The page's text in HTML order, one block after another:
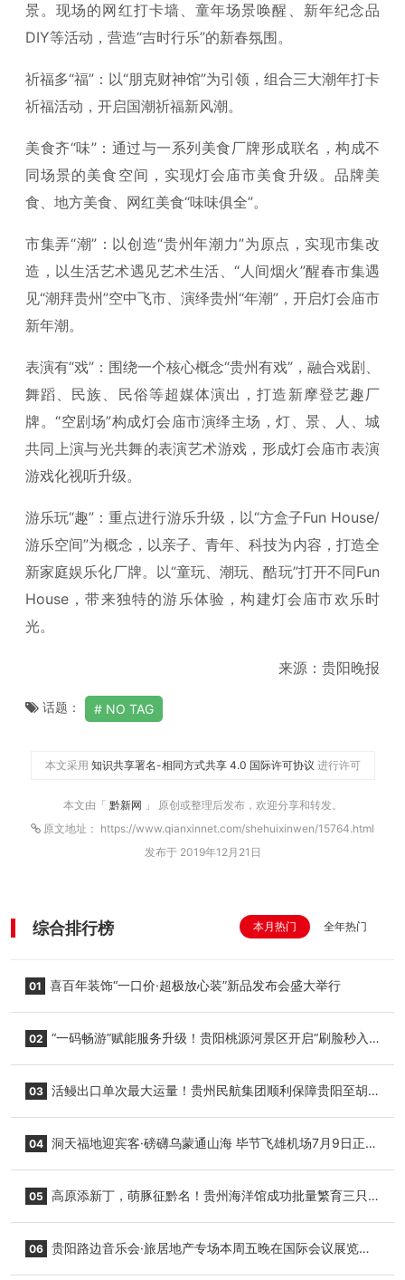
景。现场的网红打卡墙、童年场景唤醒、新年纪念品
DIY等活动，营造“吉时行乐”的新春氛围。
祈福多“福”：以“朋克财神馆”为引领，组合三大潮年打卡
祈福活动，开启国潮祈福新风潮。
美食齐“味”：通过与一系列美食厂牌形成联名，构成不
同场景的美食空间，实现灯会庙市美食升级。品牌美
食、地方美食、网红美食“味味俱全”。
市集弄“潮”：以创造“贵州年潮力”为原点，实现市集改
造，以生活艺术遇见艺术生活、“人间烟火”醒春市集遇
见“潮拜贵州”空中飞市、演绎贵州“年潮”，开启灯会庙市
新年潮。
表演有“戏”：围绕一个核心概念“贵州有戏”，融合戏剧、
舞蹈、民族、民俗等超媒体演出，打造新摩登艺趣厂
牌。“空剧场”构成灯会庙市演绎主场，灯、景、人、城
共同上演与光共舞的表演艺术游戏，形成灯会庙市表演
游戏化视听升级。
游乐玩“趣”：重点进行游乐升级，以“方盒子Fun House/
游乐空间”为概念，以亲子、青年、科技为内容，打造全
新家庭娱乐化厂牌。以“童玩、潮玩、酷玩”打开不同Fun
House，带来独特的游乐体验，构建灯会庙市欢乐时
光。
来源：贵阳晚报
话题： NO TAG
本文采用 知识共享署名-相同方式共享 4.0 国际许可协议 进行许可
本文由「 黔新网 」 原创或整理后发布，欢迎分享和转发。
原文地址： https://www.qianxinnet.com/shehuixinwen/15764.html
发布于 2019年12月21日
综合排行榜 本月热门 全年热门
01 喜百年装饰“一口价·超极放心装”新品发布会盛大举行
02 “一码畅游”赋能服务升级！贵阳桃源河景区开启“刷脸秒入
03 活鳗出口单次最大运量！贵州民航集团顺利保障贵阳至胡
04 洞天福地迎宾客·磅礴乌蒙通山海 毕节飞雄机场7月9日正式
05 高原添新丁，萌豚征黔名！贵州海洋馆成功批量繁育三只
06 贵阳路边音乐会·旅居地产专场本周五晚在国际会议展览中